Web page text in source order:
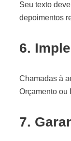
Seu texto
depoimentos
6.
Chamadas à
Orçamento ou
7.